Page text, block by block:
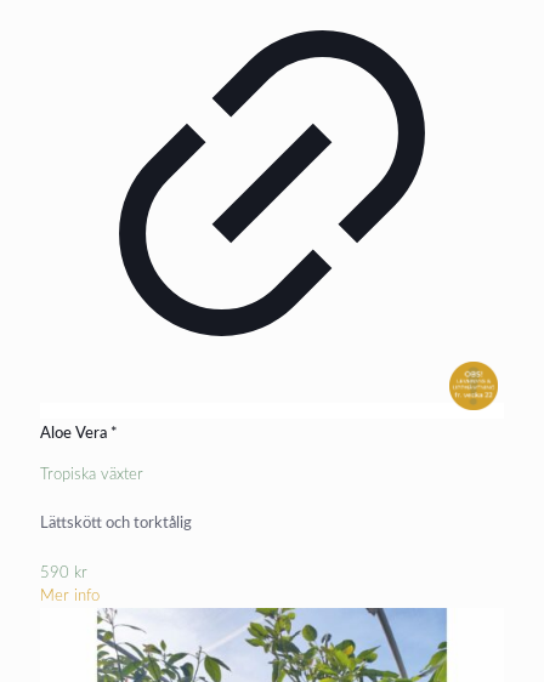
Aloe Vera *
Tropiska växter
Lättskött och torktålig
590 kr
Mer info